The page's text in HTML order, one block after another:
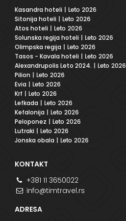
Kasandra hoteli | Leto 2026
Sitonija hoteli | Leto 2026
Atos hoteli | Leto 2026
Solunska regija hoteli | Leto 2026
Olimpska regija | Leto 2026
Tasos - Kavala hoteli | Leto 2026
Alexandrupolis Leto 2024. | Leto 2026
Pilion | Leto 2026
Evia | Leto 2026
Krf | Leto 2026
Lefkada | Leto 2026
Kefalonija | Leto 2026
Peloponez | Leto 2026
Lutraki | Leto 2026
Jonska obala | Leto 2026
KONTAKT
+381 11 3650022
info@timtravel.rs
ADRESA